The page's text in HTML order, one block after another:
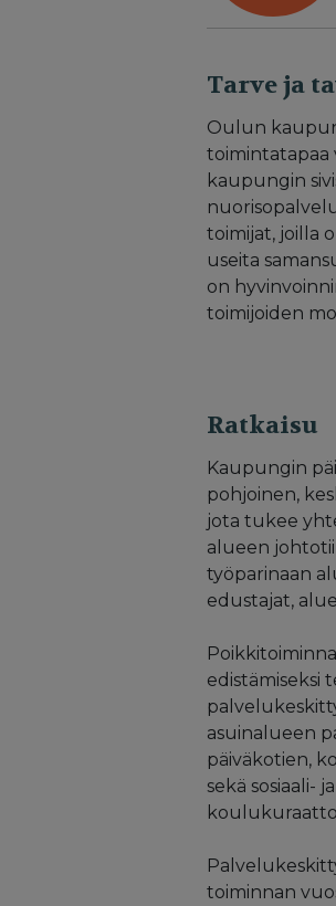
Tarve ja
Oulun
toimintatapaa
kaupungin
toimijat, joilla
useita
on
toimijoiden
Ratkaisu
Kaupungin
pohjoinen,
jota tukee
alueen
työparinaan
edustajat,
edistämiseksi
asuinalueen
päiväkotien,
sekä sosiaali-
toiminnan